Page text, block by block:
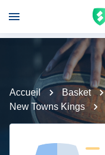
Accueil Basket
New Towns Kings